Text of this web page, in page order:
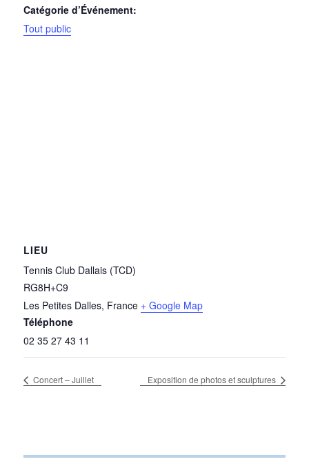
Catégorie d’Événement:
Tout public
LIEU
Tennis Club Dallais (TCD)
RG8H+C9
Les Petites Dalles, France + Google Map
Téléphone
02 35 27 43 11
Concert – Juillet Exposition de photos et sculptures